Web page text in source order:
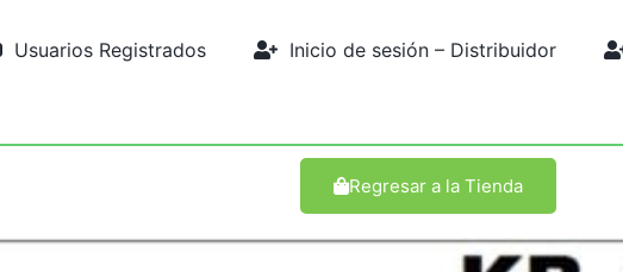
Usuarios Registrados Inicio de sesión – Distribuidor
Regresar a la Tienda